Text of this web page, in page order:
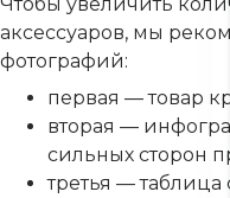
аксессуаров, мы
фотографий:
первая — товар
вторая —
сильных сторон
третья —